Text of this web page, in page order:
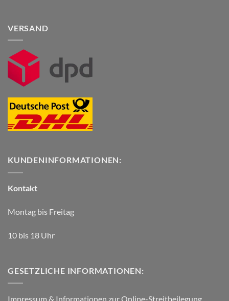
VERSAND
KUNDENINFORMATIONEN:
Kontakt
Montag bis Freitag
10 bis 18 Uhr
GESETZLICHE INFORMATIONEN:
Impressum & Informationen zur Online-Streitbeilegung